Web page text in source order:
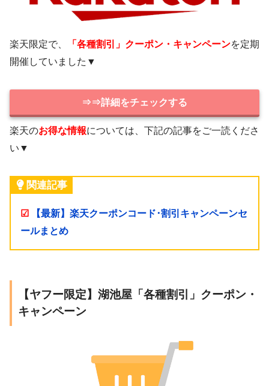
楽天限定で、 「各種割引」クーポン・キャンペーンを定期
開催していました▼
⇒⇒詳細をチェックする
楽天のお得な情報については、下記の記事をご一読くださ
い▼
関連記事
☑
【最新】楽天クーポンコード･割引キャンペーンセ
ールまとめ
【ヤフー限定】湖池屋「各種割引」クーポン・
キャンペーン